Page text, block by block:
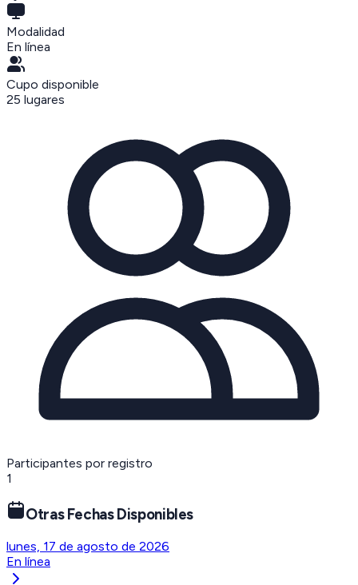
Modalidad
En línea
Cupo disponible
25 lugares
Participantes por registro
1
Otras Fechas Disponibles
lunes, 17 de agosto de 2026
En línea